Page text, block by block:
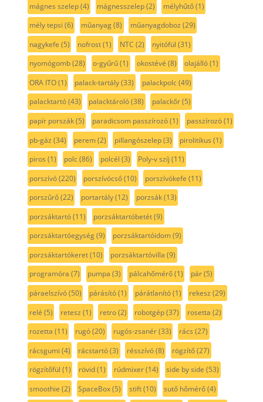
mágnes szelep(4) mágnesszelep(2) mélyhűtő(1)
mély tepsi (6) műanyag(8) műanyagdoboz (29)
nagykefe (5) nofrost(1) NTC (2) nyitófül (31)
nyomógomb(28) o-gyűrű(1) okostévé (8) olajálló(1)
ORA ITO(1) palack-tartály(33) palackpolc(49)
palacktartó(43) palacktároló(38) palackőr(5)
papír porszák(5) paradicsom passzírozó(1) passzírozó(1)
pb-gáz (34) perem(2) pillangószelep(3) pirolitikus (1)
piros (1) polc(86) polcél (3) Poly-v szíj (11)
porszívó(220) porszívócső(10) porszívókefe (11)
porszűrő(22) portartály(12) porzsák(13)
porzsáktartó(11) porzsáktartóbetét(9)
porzsáktartóegység(9) porzsáktartóidom(9)
porzsáktartókeret(10) porzsáktartóvilla (9)
programóra (7) pumpa (3) pálcahőmérő(1) pár(5)
páraelszívó(50) párásító(1) párátlanító(1) rekesz (29)
relé (5) retesz (1) retro(2) robotgép(37) rosetta (2)
rozetta (11) rugó(20) rugós-zsanér(33) rács (27)
rácsgumi (4) rácstartó(3) résszívó(8) rögzítő(27)
rögzítőfül (1) rövid(1) rúdmixer(14) side by side (53)
smoothie (2) SpaceBox(5) stift(10) sutő hőmérő(4)